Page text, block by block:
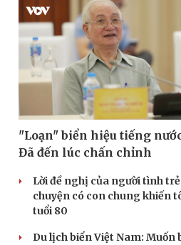
"Loạn" biển hiệu tiếng
Đã đến lúc chấn chỉnh
Lời đề nghị của người tình trẻ
chuyện có con chung khiến
tuổi 80
Du lịch biển Việt Nam: Muốn